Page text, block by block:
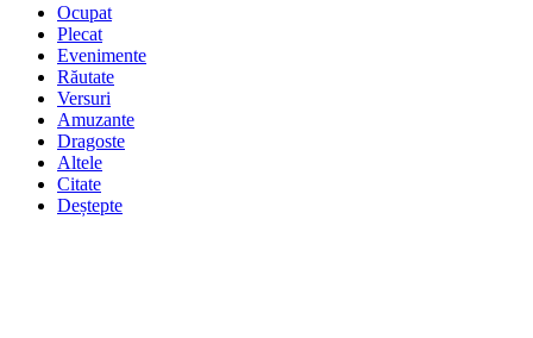
Ocupat
Plecat
Evenimente
Răutate
Versuri
Amuzante
Dragoste
Altele
Citate
Deștepte